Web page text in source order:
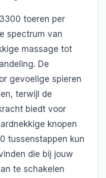
toeren per
spectrum van
massage tot
De
gevoelige spieren
terwijl de
biedt voor
knopen
tussenstappen kun
die bij jouw
te schakelen